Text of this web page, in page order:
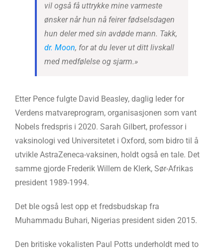
vil også få uttrykke mine varmeste
ønsker når hun nå feirer fødselsdagen
hun deler med sin avdøde mann. Takk,
dr. Moon, for at du lever ut ditt livskall
med medfølelse og sjarm.»
Etter Pence fulgte David Beasley, daglig leder for
Verdens matvareprogram, organisasjonen som vant
Nobels fredspris i 2020. Sarah Gilbert, professor i
vaksinologi ved Universitetet i Oxford, som bidro til å
utvikle AstraZeneca-vaksinen, holdt også en tale. Det
samme gjorde Frederik Willem de Klerk, Sør-Afrikas
president 1989-1994.
Det ble også lest opp et fredsbudskap fra
Muhammadu Buhari, Nigerias president siden 2015.
Den britiske vokalisten Paul Potts underholdt med to